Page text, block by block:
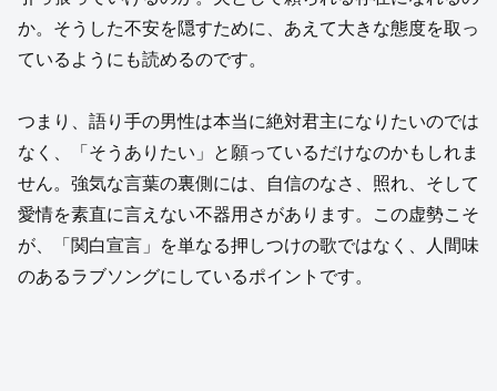
か。そうした不安を隠すために、あえて大きな態度を取っ
ているようにも読めるのです。
つまり、語り手の男性は本当に絶対君主になりたいのでは
なく、「そうありたい」と願っているだけなのかもしれま
せん。強気な言葉の裏側には、自信のなさ、照れ、そして
愛情を素直に言えない不器用さがあります。この虚勢こそ
が、「関白宣言」を単なる押しつけの歌ではなく、人間味
のあるラブソングにしているポイントです。